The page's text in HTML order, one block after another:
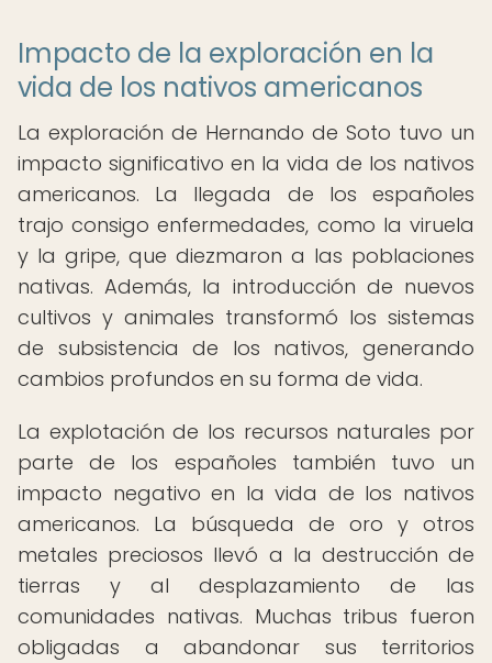
Impacto de la exploración en la
vida de los nativos americanos
La exploración de Hernando de Soto tuvo un
impacto significativo en la vida de los nativos
americanos. La llegada de los españoles
trajo consigo enfermedades, como la viruela
y la gripe, que diezmaron a las poblaciones
nativas. Además, la introducción de nuevos
cultivos y animales transformó los sistemas
de subsistencia de los nativos, generando
cambios profundos en su forma de vida.
La explotación de los recursos naturales por
parte de los españoles también tuvo un
impacto negativo en la vida de los nativos
americanos. La búsqueda de oro y otros
metales preciosos llevó a la destrucción de
tierras y al desplazamiento de las
comunidades nativas. Muchas tribus fueron
obligadas a abandonar sus territorios